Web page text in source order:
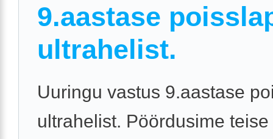
9.aastase
ultrahelist.
Uuringu vastus 9.aastase
ultrahelist. Pöördusime